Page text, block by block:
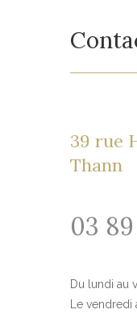
39 rue
Thann
03
Du lundi au
Le